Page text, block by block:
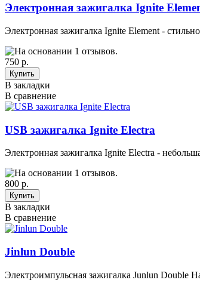
Электронная зажигалка Ignite
Электронная зажигалка Ignite Element -
750 р.
В закладки
В сравнение
USB зажигалка Ignite Electra
Электронная зажигалка Ignite Electra -
800 р.
В закладки
В сравнение
Jinlun Double
Электроимпульсная зажигалка Junlun Double